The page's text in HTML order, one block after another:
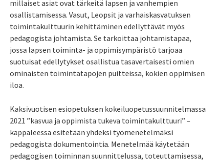
millaiset asiat ovat tärkeitä lapsen ja vanhempien
osallistamisessa. Vasut, Leopsit ja varhaiskasvatuksen
toimintakulttuurin kehittäminen edellyttävät myös
pedagogista johtamista. Se tarkoittaa johtamistapaa,
jossa lapsen toiminta- ja oppimisympäristö tarjoaa
suotuisat edellytykset osallistua tasavertaisesti omien
ominaisten toimintatapojen puitteissa, kokien oppimisen
iloa.
Kaksivuotisen esiopetuksen kokeiluopetussuunnitelmassa
2021 ”kasvua ja oppimista tukeva toimintakulttuuri” –
kappaleessa esitetään yhdeksi työmenetelmäksi
pedagogista dokumentointia. Menetelmää käytetään
pedagogisen toiminnan suunnittelussa, toteuttamisessa,